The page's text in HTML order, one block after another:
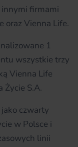
innymi firmami
oraz Vienna Life.
1
wszystkie trzy
Vienna Life
Życie S.A.
czwarty
w Polsce i
linii